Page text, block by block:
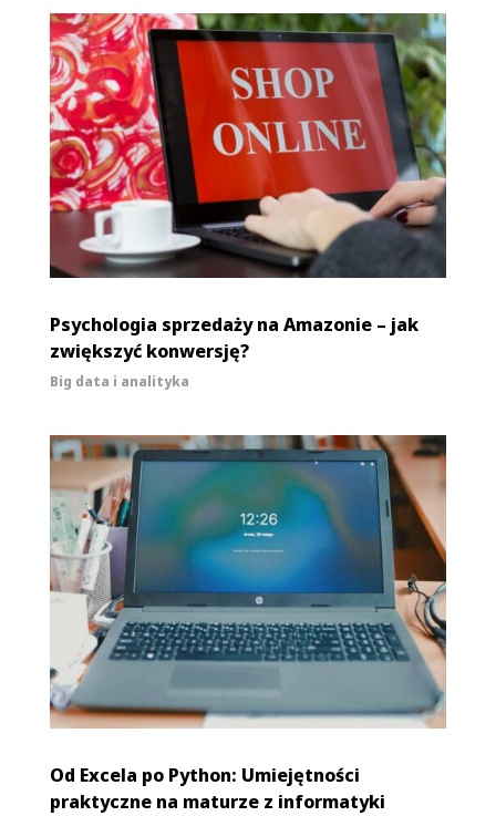
Psychologia sprzedaży na Amazonie – jak
zwiększyć konwersję?
Big data i analityka
Od Excela po Python: Umiejętności
praktyczne na maturze z informatyki